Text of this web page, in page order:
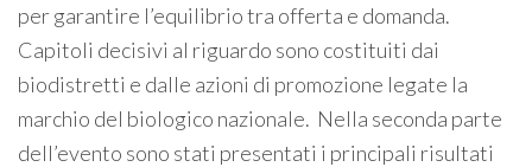
per garantire l’equilibrio tra offerta e domanda.
Capitoli decisivi al riguardo sono costituiti dai
biodistretti e dalle azioni di promozione legate la
marchio del biologico nazionale. Nella seconda parte
dell’evento sono stati presentati i principali risultati